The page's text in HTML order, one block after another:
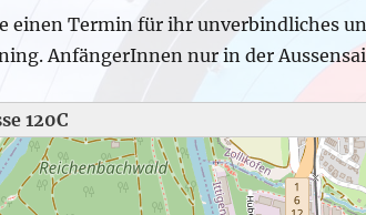
einen Termin für ihr unverbindliches
AnfängerInnen nur in der
120C